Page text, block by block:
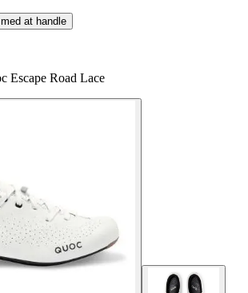
at handle
Escape Road Lace